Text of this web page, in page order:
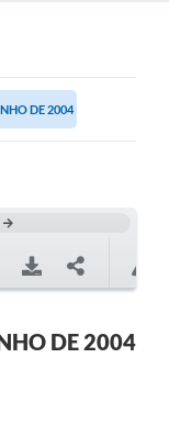
DE 2004
DE 2004